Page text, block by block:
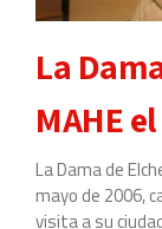
2006,
en
Centro
Congresos
La
MAHE
La Dama de
mayo de 2006,
visita a su